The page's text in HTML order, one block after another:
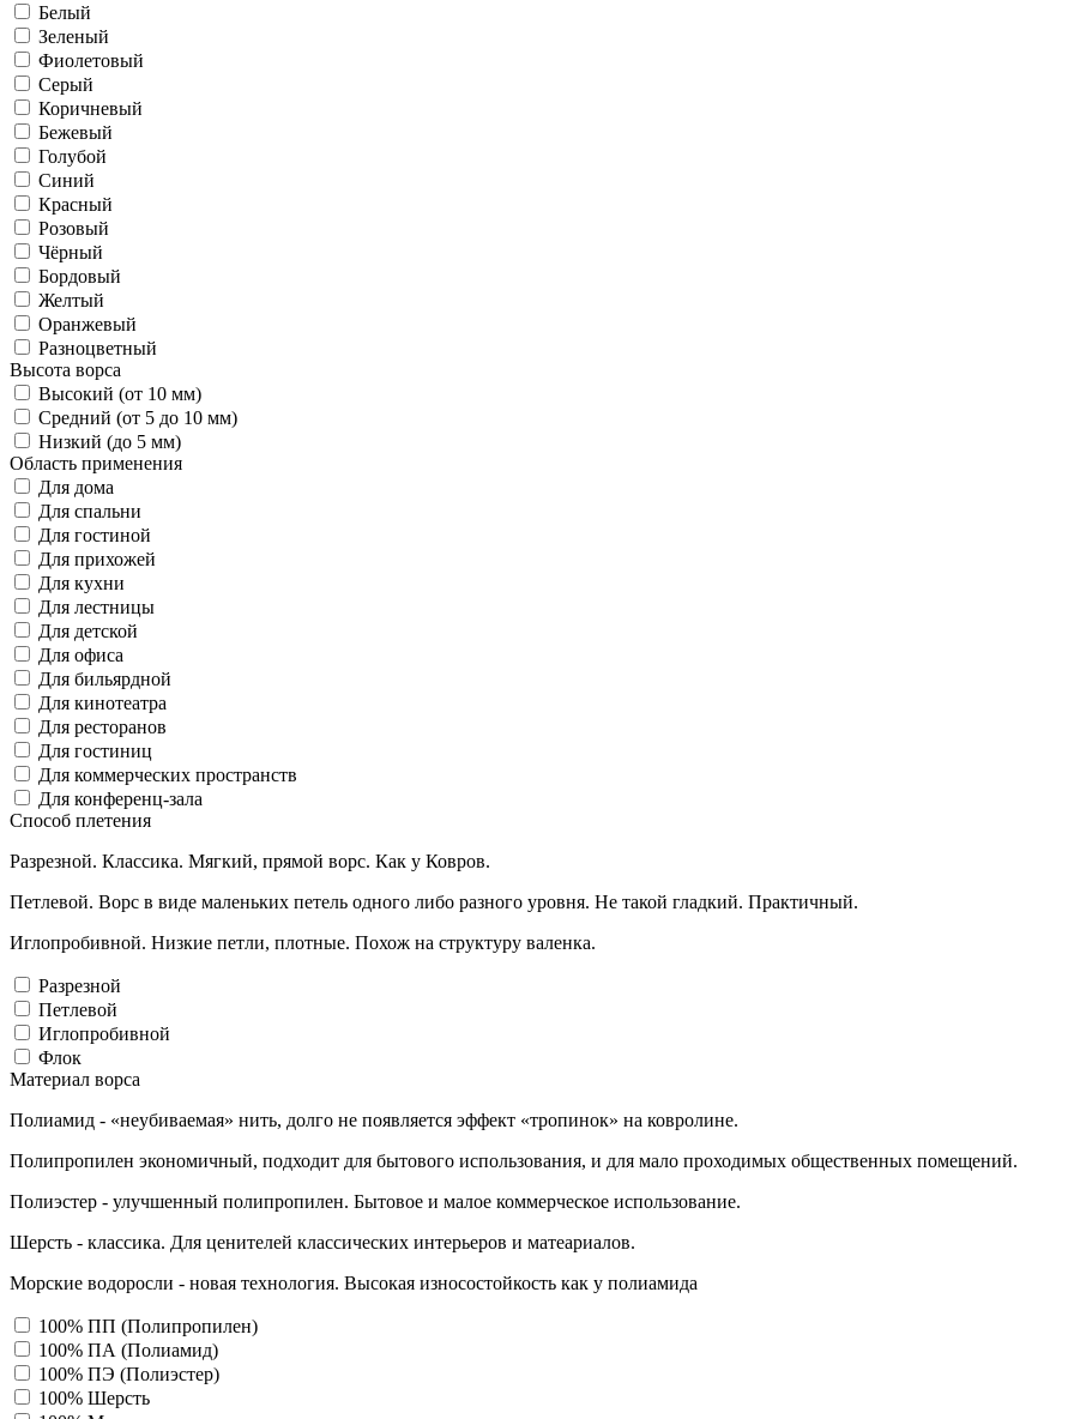
Белый
Зеленый
Фиолетовый
Серый
Коричневый
Бежевый
Голубой
Синий
Красный
Розовый
Чёрный
Бордовый
Желтый
Оранжевый
Разноцветный
Высота ворса
Высокий (от 10 мм)
Средний (от 5 до 10 мм)
Низкий (до 5 мм)
Область применения
Для дома
Для спальни
Для гостиной
Для прихожей
Для кухни
Для лестницы
Для детской
Для офиса
Для бильярдной
Для кинотеатра
Для ресторанов
Для гостиниц
Для коммерческих пространств
Для конференц-зала
Способ плетения
Разрезной. Классика. Мягкий, прямой ворс. Как у Ковров.
Петлевой. Ворс в виде маленьких петель одного либо разного уровня. Не такой гладкий. Практичный.
Иглопробивной. Низкие петли, плотные. Похож на структуру валенка.
Разрезной
Петлевой
Иглопробивной
Флок
Материал ворса
Полиамид - «неубиваемая» нить, долго не появляется эффект «тропинок» на ковролине.
Полипропилен экономичный, подходит для бытового использования, и для мало проходимых общественных помещений.
Полиэстер - улучшенный полипропилен. Бытовое и малое коммерческое использование.
Шерсть - классика. Для ценителей классических интерьеров и матеариалов.
Морские водоросли - новая технология. Высокая износостойкость как у полиамида
100% ПП (Полипропилен)
100% ПА (Полиамид)
100% ПЭ (Полиэстер)
100% Шерсть